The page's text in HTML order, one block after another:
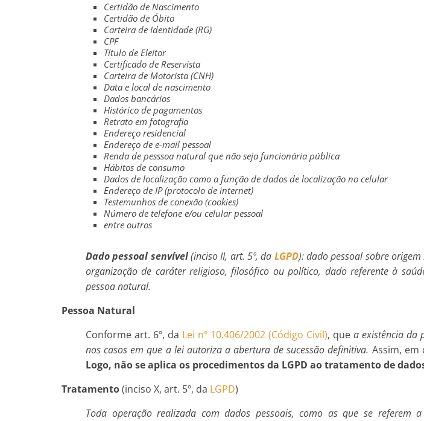
Certidão de Nascimento
Certidão de Óbito
Carteira de Identidade (RG)
CPF
Título de Eleitor
Certificado de Reservista
Carteira de Motorista (CNH)
Data e local de nascimento
Dados bancários
Histórico de pagamentos
Retrato em fotografia
Endereço residencial
Endereço de e-mail pessoal
Renda de pesssoa natural que não seja funcionária pública
Hábitos de consumo
Dados de localização como a função de dados de localização no celular
Endereço de IP (protocolo de internet)
Testemunhos de conexão (cookies)
Número de telefone e/ou celular pessoal
entre outros
Dado pessoal senvível(inciso II, art. 5º, da LGPD): dado pessoal sobre
organização de caráter religioso, filosófico ou político, dado referente à
pessoa natural.
Pessoa Natural
Conforme art. 6º, da Lei nº 10.406/2002 (Código Civil), que a existência da
nos casos em que a lei autoriza a abertura de sucessão definitiva. Assim,
Logo, não se aplica os procedimentos da LGPD ao tratamento de
Tratamento(inciso X, art. 5º, da LGPD)
Toda operação realizada com dados pessoais, como as que se referem